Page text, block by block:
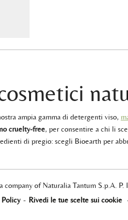
ampia gamma di detergenti viso,
cruelty-free, per consentire a chi li
di pregio: scegli Bioearth per
company of Naturalia Tantum S.p.A. P.
- Rivedi le tue scelte sui cookie